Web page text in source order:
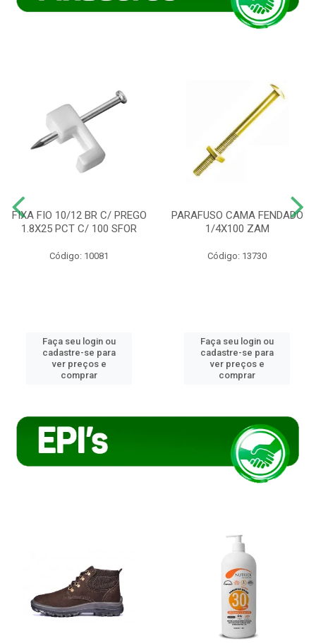
FIXA FIO 10/12 BR C/ PREGO
1.8X25 PCT C/ 100 SFOR
Código: 10081
Faça seu login ou
cadastre-se para
ver preços e
comprar
PARAFUSO CAMA FENDADO
1/4X100 ZAM
Código: 13730
Faça seu login ou
cadastre-se para
ver preços e
comprar